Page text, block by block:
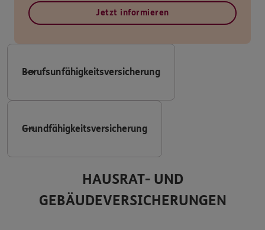
Jetzt informieren
Berufsunfähigkeitsversicherung
Grundfähigkeitsversicherung
HAUSRAT- UND
GEBÄUDEVERSICHERUNGEN